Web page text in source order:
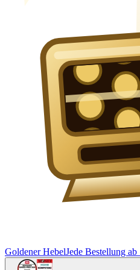
Goldener HebelJede Bestellung